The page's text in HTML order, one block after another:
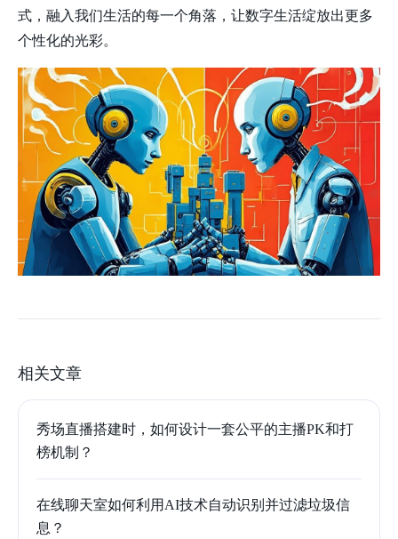
式，融入我们生活的每一个角落，让数字生活绽放出更多
个性化的光彩。
相关文章
秀场直播搭建时，如何设计一套公平的主播PK和打
榜机制？
在线聊天室如何利用AI技术自动识别并过滤垃圾信
息？